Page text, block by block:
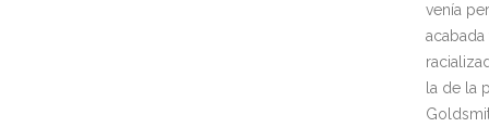
venía
la de la